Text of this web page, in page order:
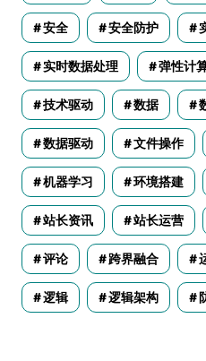
安全 安全防护
实时数据处理 弹性计
技术驱动 数据
数据驱动 文件操作
机器学习 环境搭建
站长资讯 站长运营
评论 跨界融合
逻辑 逻辑架构